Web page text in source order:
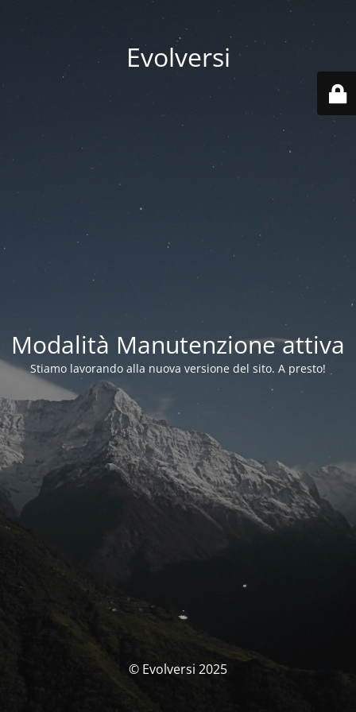
Evolversi
Modalità Manutenzione attiva
Stiamo lavorando alla nuova versione del sito. A presto!
© Evolversi 2025